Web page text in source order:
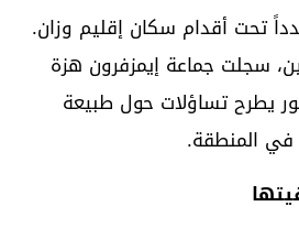
تحت أقدام سكان إقليم وزان.
سجلت جماعة إيمزفرون هزة
يطرح تساؤلات حول طبيعة
في المنطقة.